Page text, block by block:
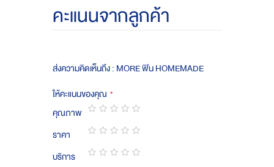
คะแนนจากลูกค้า
ส่งความคิดเห็นถึง : MORE ฟิน HOMEMADE
ให้คะแนนของคุณ
คุณภาพ
1
star
2
stars
3
stars
4
stars
5
stars
ราคา
1
star
2
stars
3
stars
4
stars
5
stars
บริการ